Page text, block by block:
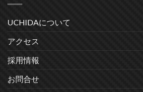
UCHIDAについて
アクセス
採用情報
お問合せ